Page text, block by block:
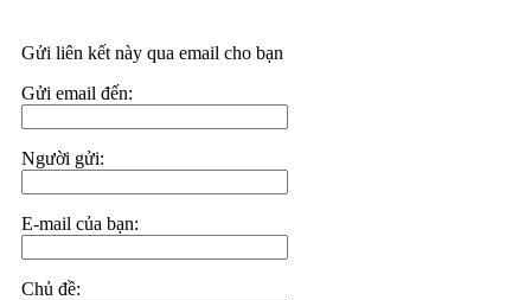
Gửi liên kết này qua email cho bạn
Gửi email đến:
Người gửi:
E-mail của bạn:
Chủ đề: